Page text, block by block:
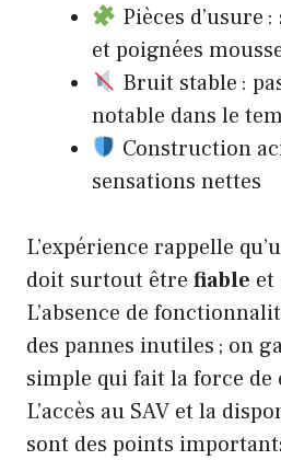
Pièces d’usure
et poignées
Bruit stable :
notable dans le
Construction
sensations nettes
L’expérience rappelle
doit surtout être fiable et
L’absence de
des pannes inutiles ; on
simple qui fait la force de
L’accès au SAV et la
sont des points